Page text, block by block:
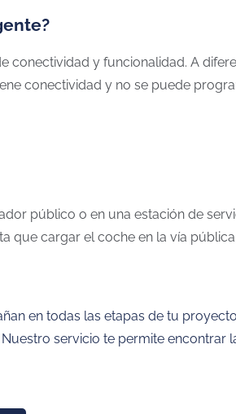
conectividad y funcionalidad. A
conectividad y no se puede
público o en una estación de
que cargar el coche en la vía
en todas las etapas de tu
servicio te permite encontrar